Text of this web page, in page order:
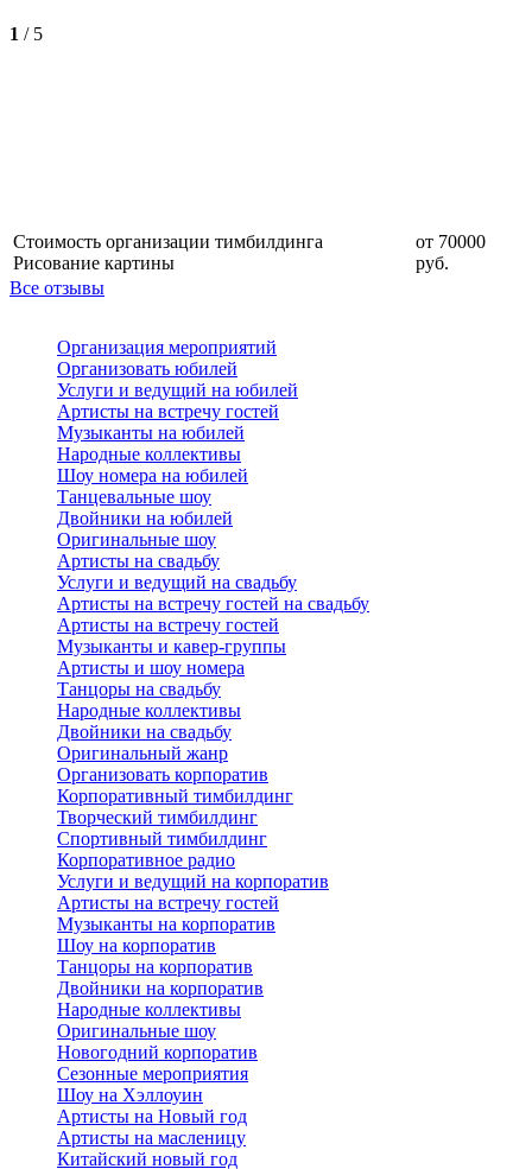
1 / 5
Стоимость организации тимбилдинга
Рисование картины
от 70000
руб.
Все отзывы
Организация мероприятий
Организовать юбилей
Услуги и ведущий на юбилей
Артисты на встречу гостей
Музыканты на юбилей
Народные коллективы
Шоу номера на юбилей
Танцевальные шоу
Двойники на юбилей
Оригинальные шоу
Артисты на свадьбу
Услуги и ведущий на свадьбу
Артисты на встречу гостей на свадьбу
Артисты на встречу гостей
Музыканты и кавер-группы
Артисты и шоу номера
Танцоры на свадьбу
Народные коллективы
Двойники на свадьбу
Оригинальный жанр
Организовать корпоратив
Корпоративный тимбилдинг
Творческий тимбилдинг
Спортивный тимбилдинг
Корпоративное радио
Услуги и ведущий на корпоратив
Артисты на встречу гостей
Музыканты на корпоратив
Шоу на корпоратив
Танцоры на корпоратив
Двойники на корпоратив
Народные коллективы
Оригинальные шоу
Новогодний корпоратив
Сезонные мероприятия
Шоу на Хэллоуин
Артисты на Новый год
Артисты на масленицу
Китайский новый год